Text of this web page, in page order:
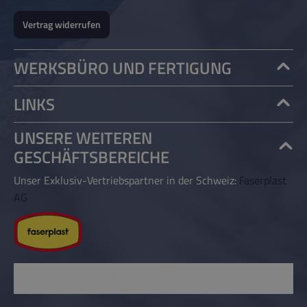
Vertrag widerrufen
WERKSBÜRO UND FERTIGUNG
LINKS
UNSERE WEITEREN
GESCHÄFTSBEREICHE
Unser Exklusiv-Vertriebspartner in der Schweiz: Faserplast
AG